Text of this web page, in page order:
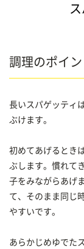
調理のポイン
長いスパゲッティ
ぶけます。
初めてあげるとき
ぶします。慣れて
子をみながらあげ
て、そのまま同じ
やすいです。
あらかじめゆでた